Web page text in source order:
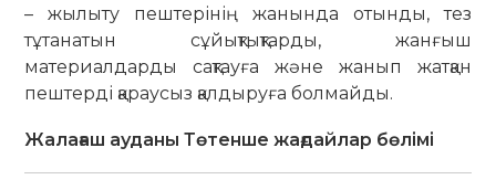
– жылыту пештерінің жанында отынды, тез
тұтанатын сұйықтықтарды, жанғыш
материалдарды сақтауға және жанып жатқан
пештерді қараусыз қалдыруға болмайды.
Жалағаш ауданы Төтенше жағдайлар бөлімі